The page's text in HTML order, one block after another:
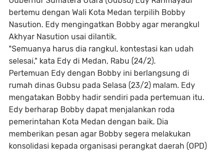
bertemu dengan Wali Kota Medan terpilih Bobby
Nasution. Edy mengingatkan Bobby agar merangkul
Akhyar Nasution usai dilantik.
"Semuanya harus dia rangkul, kontestasi kan udah
selesai," kata Edy di Medan, Rabu (24/2).
Pertemuan Edy dengan Bobby ini berlangsung di
rumah dinas Gubsu pada Selasa (23/2) malam. Edy
mengatakan Bobby hadir sendiri pada pertemuan itu.
Edy berharap Bobby dapat menjalankan roda
pemerintahan Kota Medan dengan baik. Dia
memberikan pesan agar Bobby segera melakukan
konsolidasi kepada organisasi perangkat daerah (OPD)